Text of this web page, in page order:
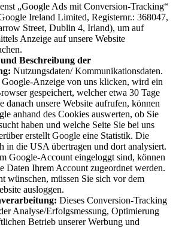
„Google Ads mit Conversion-Tracking“
Ireland Limited, Registernr.: 368047,
Street, Dublin 4, Irland), um auf
Anzeige auf unsere Website
Beschreibung der
Nutzungsdaten/ Kommunikationsdaten.
Google-Anzeige von uns klicken, wird ein
gespeichert, welcher etwa 30 Tage
danach unsere Website aufrufen, können
anhand des Cookies auswerten, ob Sie
haben und welche Seite Sie bei uns
erstellt Google eine Statistik. Die
in die USA übertragen und dort analysiert.
Google-Account eingeloggt sind, können
Daten Ihrem Account zugeordnet werden.
wünschen, müssen Sie sich vor dem
ausloggen.
Dieses Conversion-Tracking
Analyse/Erfolgsmessung, Optimierung
Betrieb unserer Werbung und